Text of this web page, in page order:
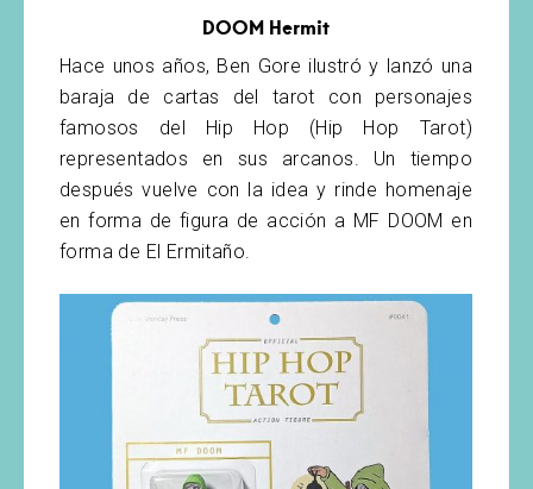
DOOM Hermit
Hace unos años, Ben Gore ilustró y lanzó una
baraja de cartas del tarot con personajes
famosos del Hip Hop (Hip Hop Tarot)
representados en sus arcanos. Un tiempo
después vuelve con la idea y rinde homenaje
en forma de figura de acción a MF DOOM en
forma de El Ermitaño.